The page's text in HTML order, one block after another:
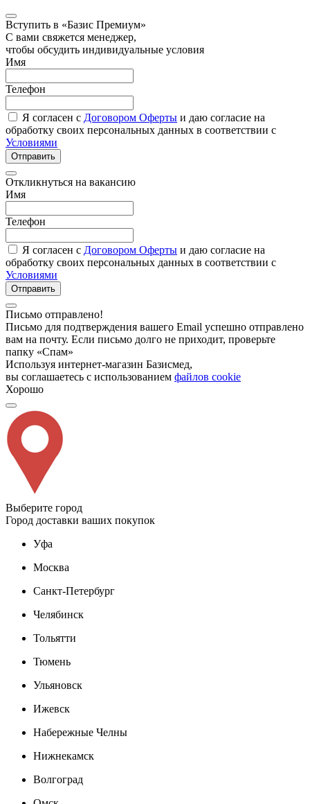
Вступить в «Базис Премиум»
С вами свяжется менеджер,
чтобы обсудить индивидуальные условия
Имя
Телефон
Я согласен с Договором Оферты и даю согласие на
обработку своих персональных данных в соответствии с
Условиями
Отправить
Откликнуться на вакансию
Имя
Телефон
Я согласен с Договором Оферты и даю согласие на
обработку своих персональных данных в соответствии с
Условиями
Отправить
Письмо отправлено!
Письмо для подтверждения вашего Email успешно отправлено
вам на почту. Если письмо долго не приходит, проверьте
папку «Спам»
Используя интернет-магазин Базисмед,
вы соглашаетесь с использованием файлов cookie
Хорошо
Выберите город
Город доставки ваших покупок
Уфа
Москва
Санкт-Петербург
Челябинск
Тольятти
Тюмень
Ульяновск
Ижевск
Набережные Челны
Нижнекамск
Волгоград